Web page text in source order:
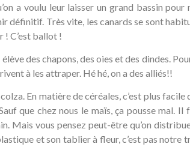
a voulu leur laisser un grand bassin
Très vite, les canards se sont
! C’est ballot !
des chapons, des oies et des dindes.
à les attraper. Hé hé, on a des alliés!!
En matière de céréales, c’est plus
que chez nous le maïs, ça pousse mal.
Mais vous pensez peut-être qu’on
et son tablier à fleur, c’est pas